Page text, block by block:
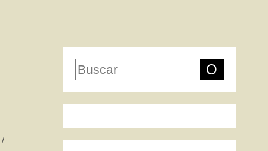
/
O